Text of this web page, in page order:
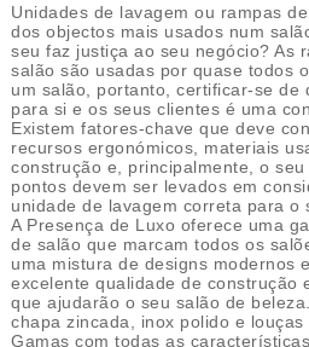
Unidades de lavagem ou rampas
dos objectos mais usados ​​num
seu faz justiça ao seu negócio? As
salão são usadas por quase todos
um salão, portanto, certificar-se de
para si e os seus clientes é uma
Existem fatores-chave que deve
recursos ergonómicos, materiais
construção e, principalmente, o
pontos devem ser levados em
unidade de lavagem correta para o
A Presença de Luxo oferece uma
de salão que marcam todos os
uma mistura de designs modernos
excelente qualidade de construção
que ajudarão o seu salão de
chapa zincada, inox polido e louças
Gamas com todas as